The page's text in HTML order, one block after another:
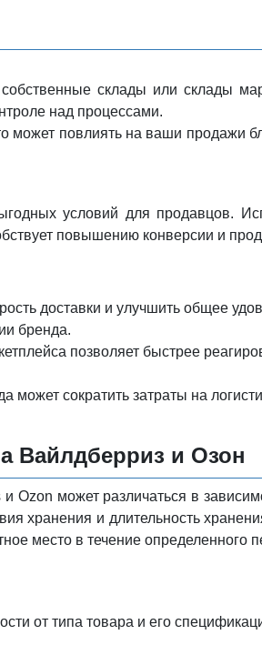
склады или склады
над процессами.
может повлиять на ваши продажи
условий для продавцов.
повышению конверсии и
доставки и улучшить общее
бренда.
позволяет быстрее
сократить затраты на
Вайлдберриз и Озон
может различаться в
хранения и длительность
место в течение определенного
от типа товара и его